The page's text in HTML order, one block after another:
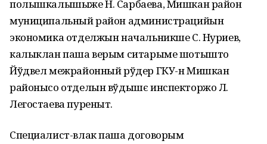
полышкалышыже Н. Сарбаева, Мишкан район
муниципальный район администрацийын
экономика отделжын начальникше С. Нуриев,
калыклан паша верым ситарыме шотышто
Йўдвел межрайонный рўдер ГКУ-н Мишкан
районысо отделын вўдышє инспекторжо Л.
Легостаева пуреныт.
Специалист-влак паша договорым